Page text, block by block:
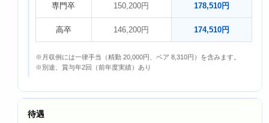
専門卒 150,200円 178,510円
高卒 146,200円 174,510円
※月収例には一律手当（精勤 20,000円、ベア 8,310円）を含みます。
※別途、賞与年2回（前年度実績）あり
待遇